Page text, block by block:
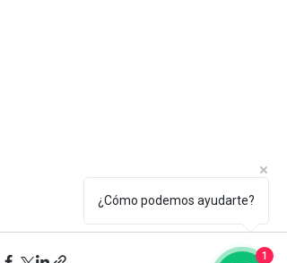
¿Cómo podemos ayudarte?
1